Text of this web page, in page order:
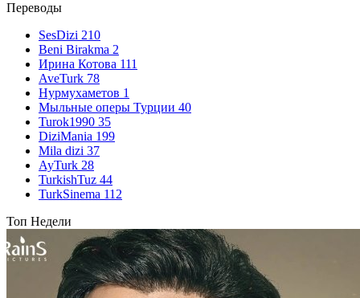
Переводы
SesDizi 210
Beni Birakma 2
Ирина Котова 111
AveTurk 78
Нурмухаметов 1
Мыльные оперы Турции 40
Turok1990 35
DiziMania 199
Mila dizi 37
AyTurk 28
TurkishTuz 44
TurkSinema 112
Топ Недели